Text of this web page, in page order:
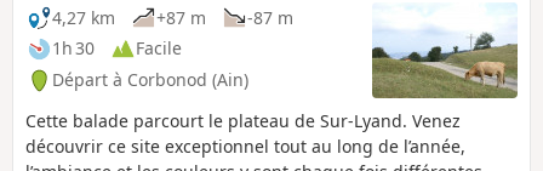
4,27 km
+87 m
-87 m
1h 30
Facile
Départ à Corbonod (Ain)
Cette balade parcourt le plateau de Sur-Lyand. Venez
découvrir ce site exceptionnel tout au long de l’année,